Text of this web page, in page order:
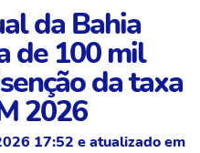
da Bahia
de 100 mil
da taxa
2026
17:52 e atualizado em